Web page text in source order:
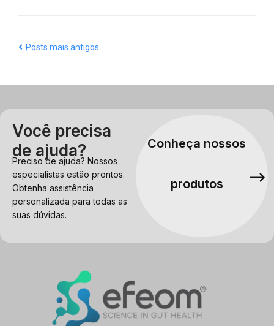
Posts mais antigos
Você precisa
de ajuda?
Preciso de ajuda? Nossos
especialistas estão prontos.
Obtenha assistência
personalizada para todas as
suas dúvidas.
Conheça nossos
produtos